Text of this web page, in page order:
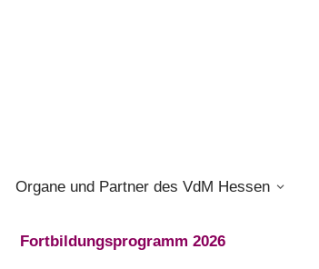
Organe und Partner des VdM Hessen
Fortbildungsprogramm 2026